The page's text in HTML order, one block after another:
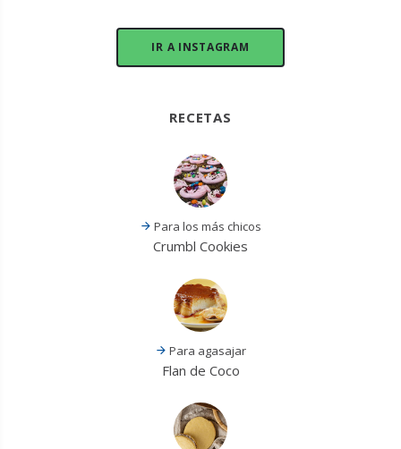
IR A INSTAGRAM
RECETAS
Para los más chicos
Crumbl Cookies
Para agasajar
Flan de Coco